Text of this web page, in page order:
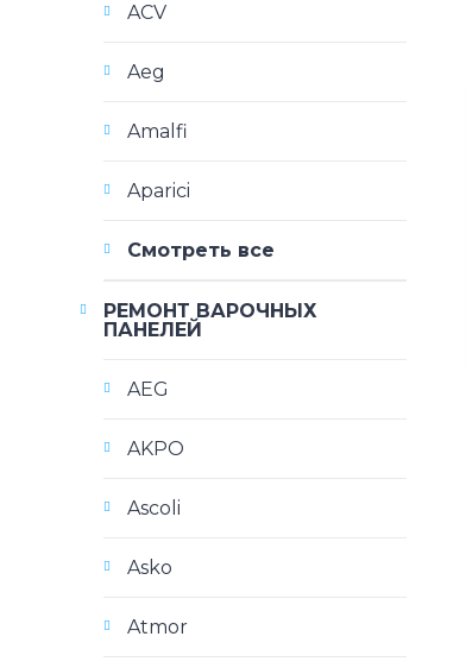
ACV
Aeg
Amalfi
Aparici
Смотреть все
РЕМОНТ ВАРОЧНЫХ
ПАНЕЛЕЙ
AEG
AKPO
Ascoli
Asko
Atmor